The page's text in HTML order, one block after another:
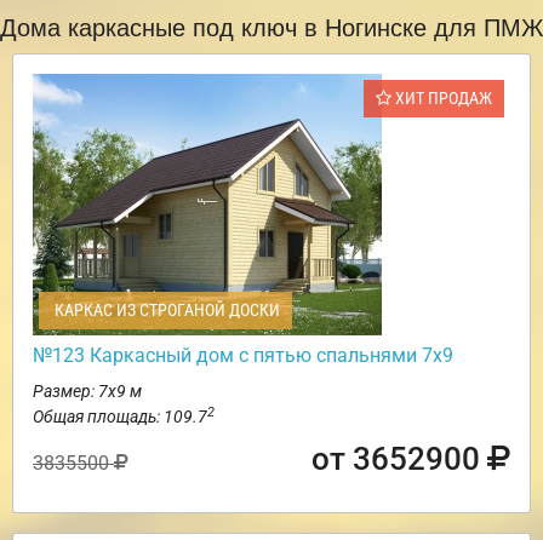
Дома каркасные под ключ в Ногинске для ПМЖ
ХИТ ПРОДАЖ
КАРКАС ИЗ СТРОГАНОЙ ДОСКИ
№123 Каркасный дом с пятью спальнями 7х9
Размер: 7х9 м
Общая площадь: 109.72
3835500 от 3652900